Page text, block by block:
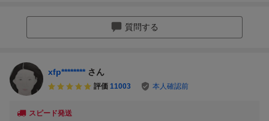
質問する
xfp******** さん
評価 11003 本人確認前
スピード発送